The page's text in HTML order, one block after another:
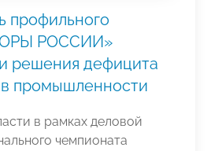
профильного
РОССИИ»
решения дефицита
промышленности
в рамках деловой
чемпионата